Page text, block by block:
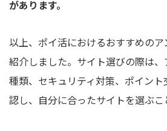
があります。
以上、ポイ活におけるおすすめの
紹介しました。サイト選びの際は
種類、セキュリティ対策、ポイン
認し、自分に合ったサイトを選ぶこ